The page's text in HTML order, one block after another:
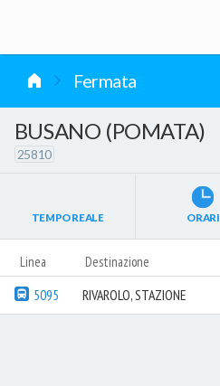
Fermata
BUSANO (POMATA)
25810
TEMPO REALE ORARI
Linea Destinazione
5095 RIVAROLO, STAZIONE